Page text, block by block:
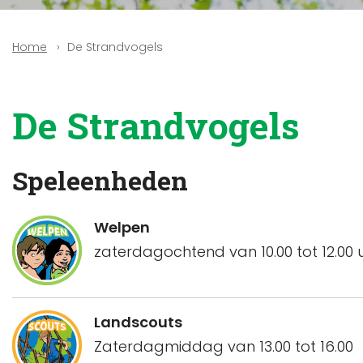
Home De Strandvogels
De Strandvogels
Speleenheden
Welpen
zaterdagochtend van 10.00 tot 12.00
Landscouts
Zaterdagmiddag van 13.00 tot 16.00